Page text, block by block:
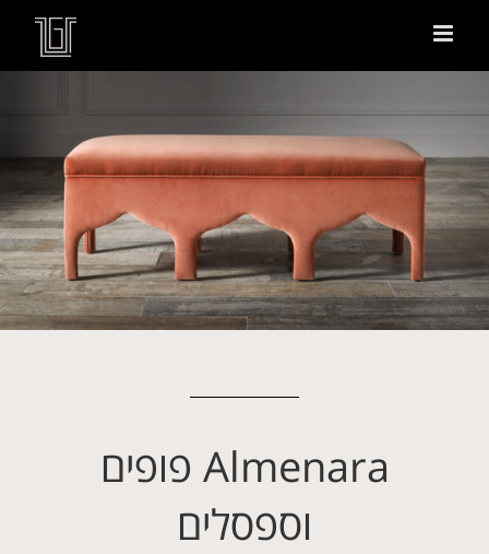
Almenara פופים
וספסלים